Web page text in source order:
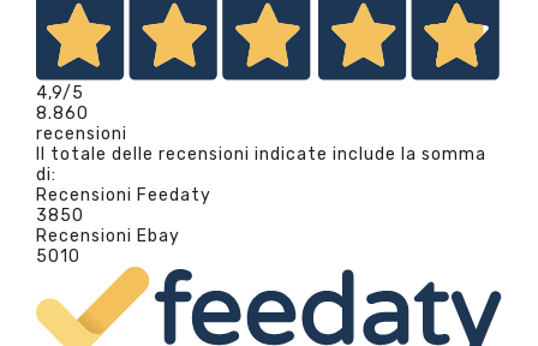
4,9/5
8.860
recensioni
Il totale delle recensioni indicate include la somma
di:
Recensioni Feedaty
3850
Recensioni Ebay
5010